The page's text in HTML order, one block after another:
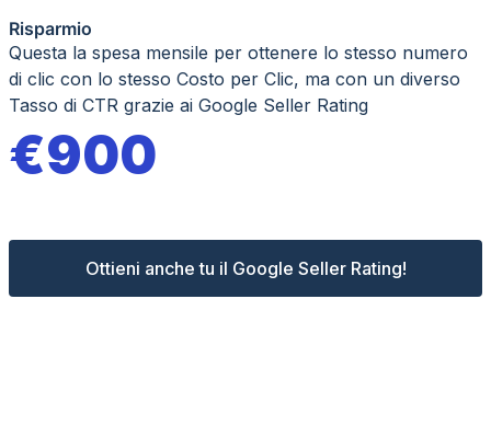
Risparmio
Questa la spesa mensile per ottenere lo stesso numero
di clic con lo stesso Costo per Clic, ma con un diverso
Tasso di CTR grazie ai Google Seller Rating
€900
Ottieni anche tu il Google Seller Rating!